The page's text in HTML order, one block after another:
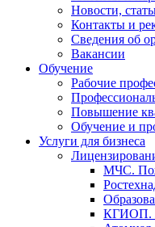
Новости,
Контакты и
Сведения об
Вакансии
Обучение
Рабочие
Повышение
Обучение и
Услуги для бизнеса
МЧС.
КГИОП.